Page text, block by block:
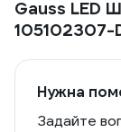
Gauss LED
105102307-
Нужна
Задайте